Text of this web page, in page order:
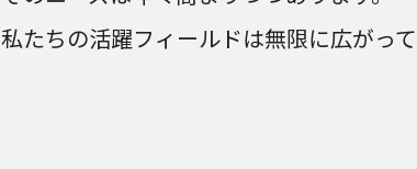
私たちの活躍フィールドは無限に広がって